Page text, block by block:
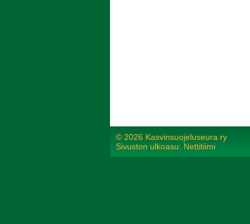
© 2026 Kasvinsuojeluseura ry
Sivuston ulkoasu: Nettitiimi